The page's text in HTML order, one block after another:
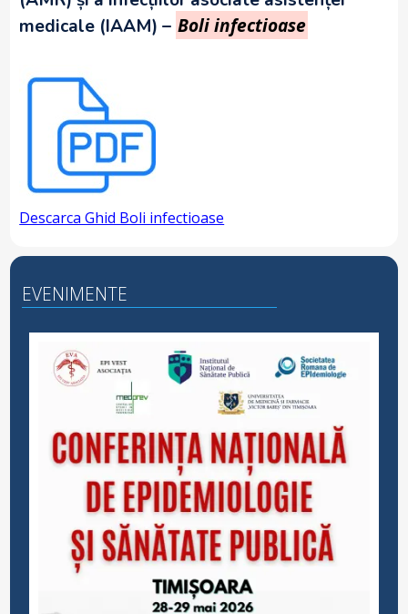
medicale (IAAM) – Boli infectioase
Descarca Ghid Boli infectioase
EVENIMENTE